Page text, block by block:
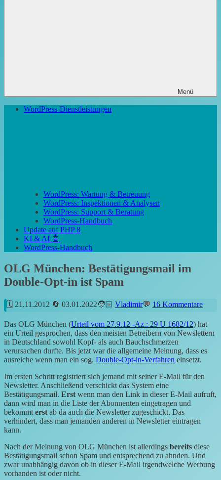
Menü
WordPress-Dienstleistungen
WordPress: Wartung & Betreuung
WordPress: Inspektionen & Analysen
WordPress: Support & Beratung
WordPress-Handbuch
Update auf PHP 8
KI & AI 🤖
WordPress-Handbuch
OLG München: Bestätigungsmail im
Double-Opt-in ist Spam
21.11.2012 03.01.2022 Vladimir 16 Kommentare
Das OLG München (Urteil vom 27.9.12 -Az.: 29 U 1682/12) hat
ein Urteil gesprochen, dass den meisten Betreibern von Newslettern
in Deutschland sowohl Kopf- als auch Bauchschmerzen
verursachen durfte. Bis jetzt war die allgemeine Meinung, dass es
ausreiche wenn man ein sog. Double-Opt-in-Verfahren einsetzt.
Im ersten Schritt registriert sich jemand mit seiner E-Mail für den
Newsletter. Anschließend verschickt das System eine
Bestätigungsmail. Erst wenn man den Link in dieser E-Mail aufruft,
dann wird man in die Liste der Abonnenten eingetragen und
bekommt erst ab da auch die Newsletter zugeschickt. Das
verhindert, dass man jemanden anderen in Newsletter eintragen
kann.
Nach der Meinung von OLG München ist allerdings bereits diese
Bestätigungsmail schon Spam und entsprechend zu ahnden. Und
zwar unabhängig davon ob in dieser E-Mail irgendwelche Werbung
vorhanden ist oder nicht.